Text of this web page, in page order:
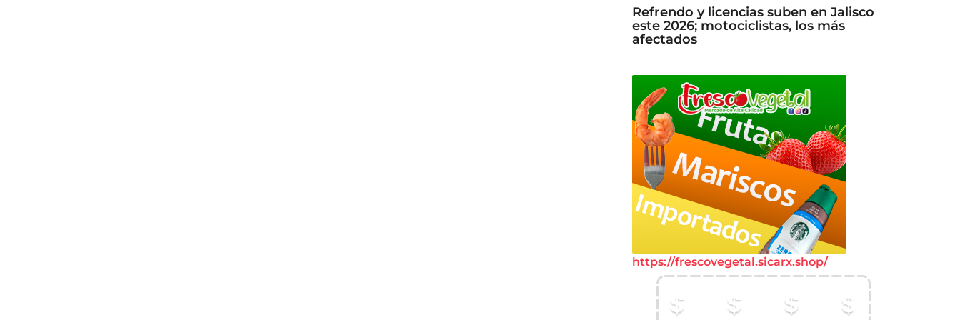
Refrendo y licencias suben en Jalisco
este 2026; motociclistas, los más
afectados
https://frescovegetal.sicarx.shop/